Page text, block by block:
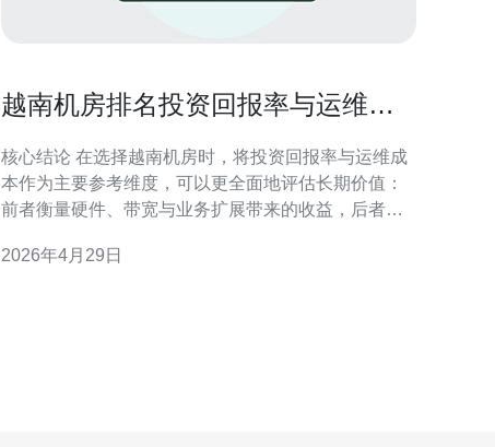
越南机房排名投资回报率与运维成
核心结论 在选择越南机房时，将投资回报率与运维成
本作为主要参考维度，可以更全面地评估长期价值：
前者衡量硬件、带宽与业务扩展带来的收益，后者关
开支；结合对服务器、VPS、主机性能与域名解析质
2026年4月29日